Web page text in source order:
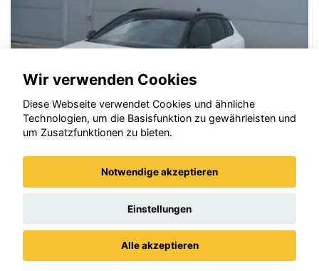
Wir verwenden Cookies
Diese Webseite verwendet Cookies und ähnliche
Technologien, um die Basisfunktion zu gewährleisten und
um Zusatzfunktionen zu bieten.
Notwendige akzeptieren
Einstellungen
Alle akzeptieren